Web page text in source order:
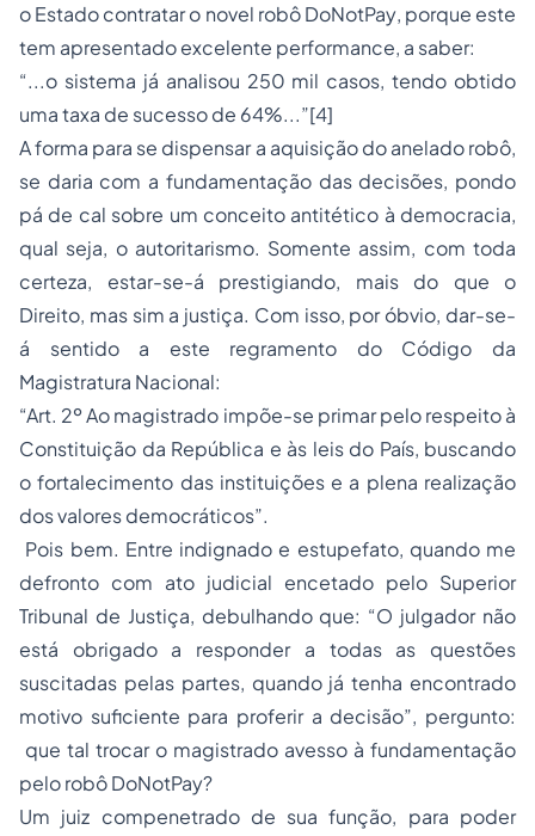
o Estado contratar o novel robôDoNotPay, porque este
tem apresentado excelente performance, a saber:
“...o sistema já analisou 250 mil casos, tendo obtido
uma taxa de sucesso de 64%...”[4]
A forma para se dispensar a aquisição do anelado robô,
se daria com a fundamentação das decisões, pondo
pá de cal sobre um conceito antitético à democracia,
qual seja, o autoritarismo. Somente assim, com toda
certeza, estar-se-á prestigiando, mais do que o
Direito, mas sim a justiça. Com isso, por óbvio, dar-se-
á sentido a este regramento do Código da
Magistratura Nacional:
“Art. 2º Ao magistrado impõe-se primar pelo respeito à
Constituição da República e às leis do País, buscando
o fortalecimento das instituições e a plena realização
dos valores democráticos”.
Pois bem. Entre indignado e estupefato, quando me
defronto com ato judicial encetado pelo Superior
Tribunal de Justiça, debulhando que: “O julgador não
está obrigado a responder a todas as questões
suscitadas pelas partes, quando já tenha encontrado
motivo suficiente para proferir a decisão”, pergunto:
que tal trocar o magistrado avesso à fundamentação
pelo robôDoNotPay?
Um juiz compenetrado de sua função, para poder